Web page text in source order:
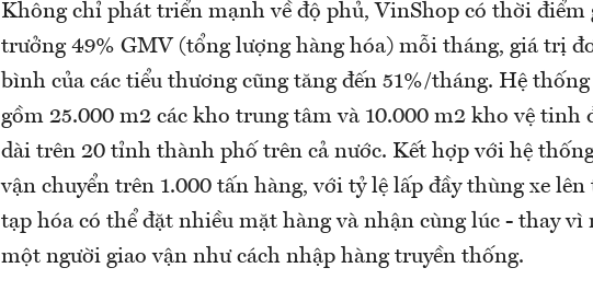
Không chỉ phát triển mạnh về độ phủ, VinShop có thời điểm
trưởng 49% GMV (tổng lượng hàng hóa) mỗi tháng, giá trị
bình của các tiểu thương cũng tăng đến 51%/tháng. Hệ
gồm 25.000 m2 các kho trung tâm và 10.000 m2 kho vệ tinh
dài trên 20 tỉnh thành phố trên cả nước. Kết hợp với hệ
vận chuyển trên 1.000 tấn hàng, với tỷ lệ lấp đầy thùng xe lên
tạp hóa có thể đặt nhiều mặt hàng và nhận cùng lúc - thay
một người giao vận như cách nhập hàng truyền thống.